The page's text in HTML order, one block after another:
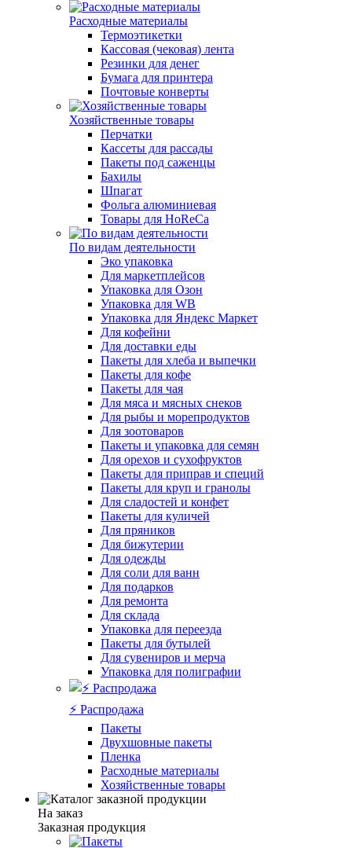
Расходные материалы
Термоэтикетки
Кассовая (чековая) лента
Резинки для денег
Бумага для принтера
Почтовые конверты
Хозяйственные товары
Перчатки
Кассеты для рассады
Пакеты под саженцы
Бахилы
Шпагат
Фольга алюминиевая
Товары для HoReCa
По видам деятельности
Эко упаковка
Для маркетплейсов
Упаковка для Озон
Упаковка для WB
Упаковка для Яндекс Маркет
Для кофейни
Для доставки еды
Пакеты для хлеба и выпечки
Пакеты для кофе
Пакеты для чая
Для мяса и мясных снеков
Для рыбы и морепродуктов
Для зоотоваров
Пакеты и упаковка для семян
Для орехов и сухофруктов
Пакеты для приправ и специй
Пакеты для круп и гранолы
Для сладостей и конфет
Пакеты для куличей
Для пряников
Для бижутерии
Для одежды
Для соли для ванн
Для подарков
Для ремонта
Для склада
Упаковка для переезда
Пакеты для бутылей
Для сувениров и мерча
Упаковка для полиграфии
⚡️ Распродажа
Пакеты
Двухшовные пакеты
Пленка
Расходные материалы
Хозяйственные товары
На заказ
Заказная продукция